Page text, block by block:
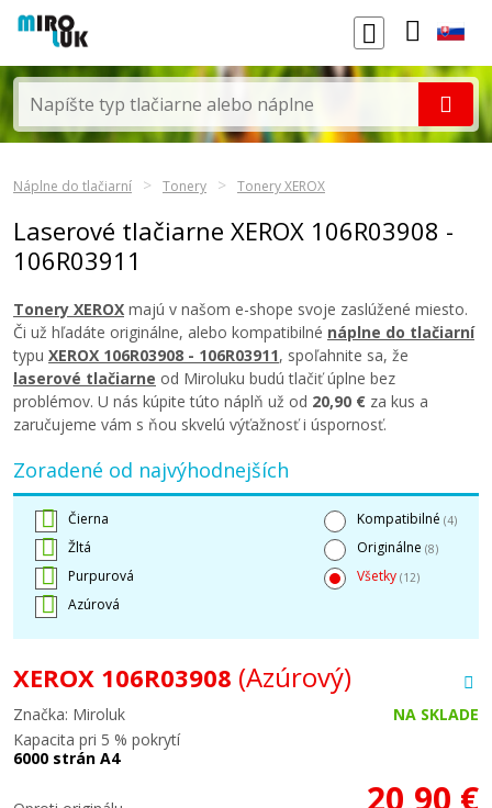
Náplne do tlačiarní Tonery Tonery XEROX
Laserové tlačiarne XEROX 106R03908 -
106R03911
Tonery XEROX majú v našom e-shope svoje zaslúžené miesto.
Či už hľadáte originálne, alebo kompatibilné náplne do tlačiarní
typu XEROX 106R03908 - 106R03911, spoľahnite sa, že
laserové tlačiarne od Miroluku budú tlačiť úplne bez
problémov. U nás kúpite túto náplň už od 20,90 € za kus a
zaručujeme vám s ňou skvelú výťažnosť i úspornosť.
Zoradené od najvýhodnejších
Čierna
Žltá
Purpurová
Azúrová
Kompatibilné (4)
Originálne (8)
Všetky (12)
XEROX 106R03908 (Azúrový)
Značka: Miroluk
NA SKLADE
Kapacita pri 5 % pokrytí
6000 strán A4
20,90 €